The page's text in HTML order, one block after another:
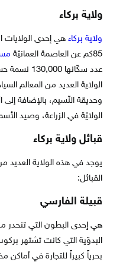
ولاية بركاء
ولاية بركاءهي إحدى الولايات
85كم عن العاصمة العمانيّة
الولاية العديد من المعالم
وحديقة النّسيم، بالإضافة
الولايّة في الزراعة، وصيد
قبائل ولاية بركاء
يوجد في هذه الولاية
القبائل:
قبيلة الفارسي
هي إحدى البطون التي تنحدر
البدوّية التي كانت تشتهر
بحرياً كبيراً للتجارة في